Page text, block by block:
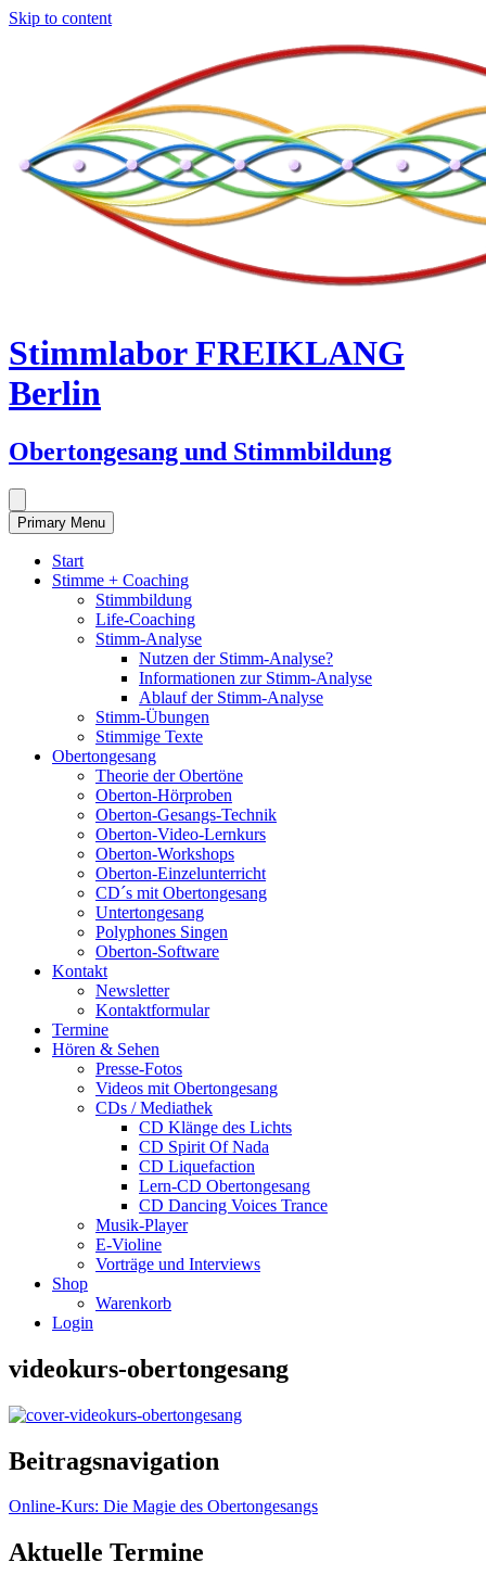
Skip to content
Stimmlabor FREIKLANG
Berlin
Obertongesang und Stimmbildung
Primary Menu
Start
Stimme + Coaching
Stimmbildung
Life-Coaching
Stimm-Analyse
Nutzen der Stimm-Analyse?
Informationen zur Stimm-Analyse
Ablauf der Stimm-Analyse
Stimm-Übungen
Stimmige Texte
Obertongesang
Theorie der Obertöne
Oberton-Hörproben
Oberton-Gesangs-Technik
Oberton-Video-Lernkurs
Oberton-Workshops
Oberton-Einzelunterricht
CD´s mit Obertongesang
Untertongesang
Polyphones Singen
Oberton-Software
Kontakt
Newsletter
Kontaktformular
Termine
Hören & Sehen
Presse-Fotos
Videos mit Obertongesang
CDs / Mediathek
CD Klänge des Lichts
CD Spirit Of Nada
CD Liquefaction
Lern-CD Obertongesang
CD Dancing Voices Trance
Musik-Player
E-Violine
Vorträge und Interviews
Shop
Warenkorb
Login
videokurs-obertongesang
Beitragsnavigation
Online-Kurs: Die Magie des Obertongesangs
Aktuelle Termine